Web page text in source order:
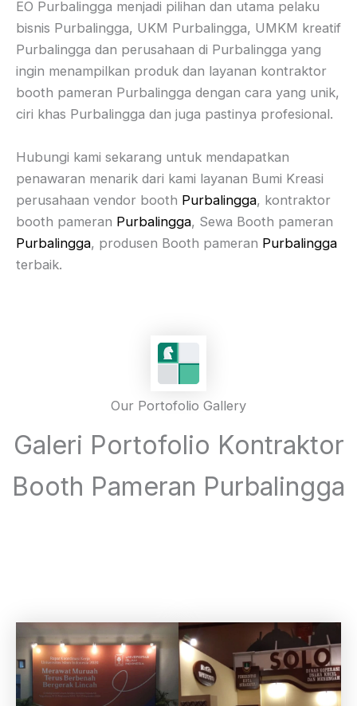
EO Purbalingga menjadi pilihan dan utama pelaku
bisnis Purbalingga, UKM Purbalingga, UMKM kreatif
Purbalingga dan perusahaan di Purbalingga yang
ingin menampilkan produk dan layanan kontraktor
booth pameran Purbalingga dengan cara yang unik,
ciri khas Purbalingga dan juga pastinya profesional.
Hubungi kami sekarang untuk mendapatkan
penawaran menarik dari kami layanan Bumi Kreasi
perusahaan vendor booth Purbalingga, kontraktor
booth pameran Purbalingga, Sewa Booth pameran
Purbalingga, produsen Booth pameran Purbalingga
terbaik.
Our Portofolio Gallery
Galeri Portofolio Kontraktor
Booth Pameran Purbalingga